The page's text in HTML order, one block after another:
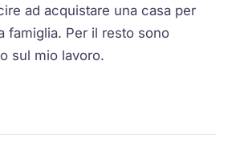
ad acquistare una casa per
famiglia. Per il resto sono
sul mio lavoro.